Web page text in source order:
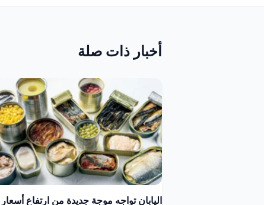
أخبار ذات صلة
اليابان تواجه موجة جديدة من ارتفاع أسعار